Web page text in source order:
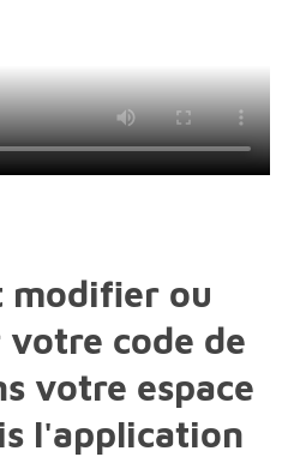
modifier ou
code de
votre espace
l'application